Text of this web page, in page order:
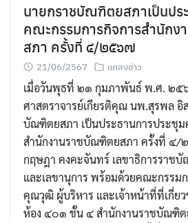
นายกราชบัณฑิตยสภาเป็นปร
คณะกรรมการกิจการสำนัก
สภา ครั้งที่ ๔/๒๕๖๗
21/06/2567 แถลงข่าว
เมื่อวันพุธที่ ๒๑ กุมภาพันธ์ พ.ศ. ๒๕
ศาสตราจารย์เกียรติคุณ นพ.สุรพล อิ
บัณฑิตยสภา เป็นประธานการประชุม
สำนักงานราชบัณฑิตยสภา ครั้งที่ ๔/
กฤษฎา คงคะจันทร์ เลขาธิการราช
และเลขานุการ พร้อมด้วยคณะกรร
คุณวุฒิ ผู้บริหาร และเจ้าหน้าที่ที่เกี่ย
ห้อง ๔๐๑ ชั้น ๔ สำนักงานราชบัณฑิ